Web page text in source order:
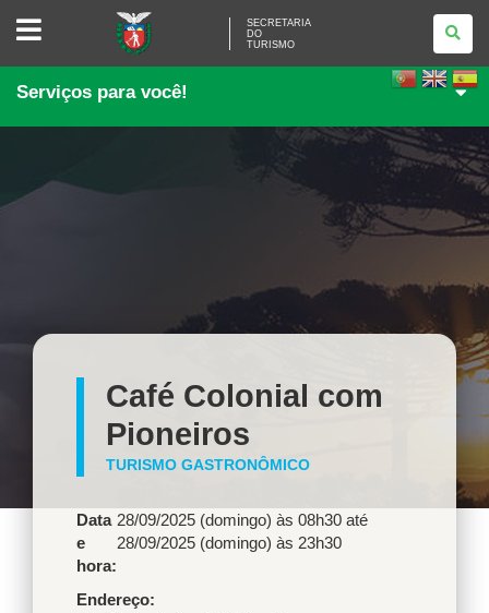
SECRETARIA
TURISMO
SECRETARIA
DO
TURISMO
Serviços para você!
Café Colonial com
Pioneiros
TURISMO GASTRONÔMICO
Data
e
hora:
28/09/2025 (domingo) às 08h30 até
28/09/2025 (domingo) às 23h30
Endereço